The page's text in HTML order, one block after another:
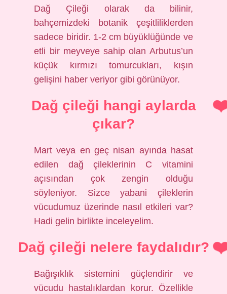
Dağ Çileği olarak da bilinir,
bahçemizdeki botanik çeşitliliklerden
sadece biridir. 1-2 cm büyüklüğünde ve
etli bir meyveye sahip olan Arbutus’un
küçük kırmızı tomurcukları, kışın
gelişini haber veriyor gibi görünüyor.
Dağ çileği hangi aylarda
çıkar?
Mart veya en geç nisan ayında hasat
edilen dağ çileklerinin C vitamini
açısından çok zengin olduğu
söyleniyor. Sizce yabani çileklerin
vücudumuz üzerinde nasıl etkileri var?
Hadi gelin birlikte inceleyelim.
Dağ çileği nelere faydalıdır?
Bağışıklık sistemini güçlendirir ve
vücudu hastalıklardan korur. Özellikle